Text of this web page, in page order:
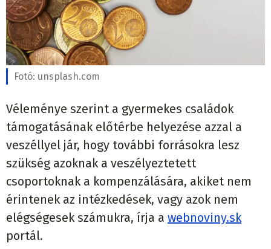
Fotó: unsplash.com
Véleménye szerint a gyermekes családok
támogatásának előtérbe helyezése azzal a
veszéllyel jár, hogy további forrásokra lesz
szükség azoknak a veszélyeztetett
csoportoknak a kompenzálására, akiket nem
érintenek az intézkedések, vagy azok nem
elégségesek számukra, írja a webnoviny.sk
portál.